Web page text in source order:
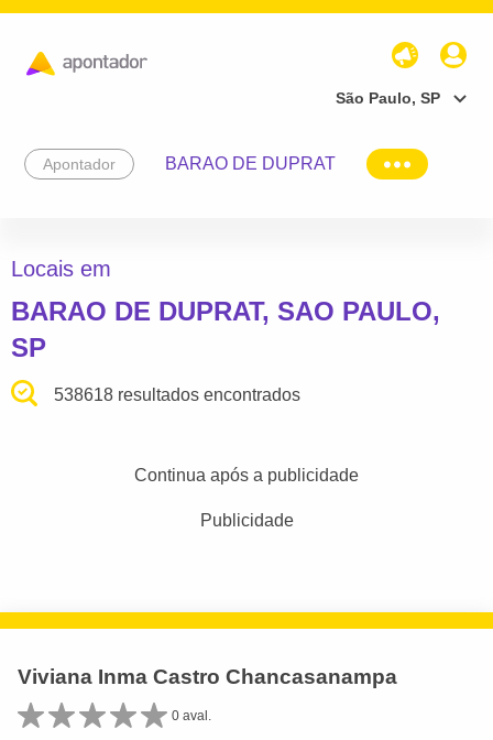
São Paulo, SP
Apontador BARAO DE DUPRAT
Locais em
BARAO DE DUPRAT, SAO PAULO,
SP
538618 resultados encontrados
Continua após a publicidade
Publicidade
Viviana Inma Castro Chancasanampa
0 aval.